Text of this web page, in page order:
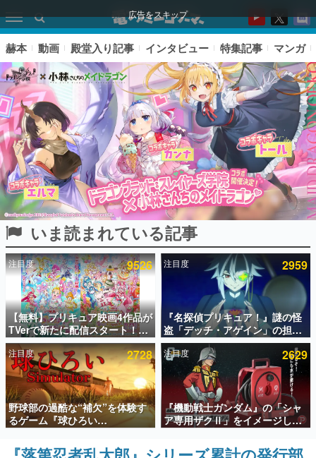
広告をスキップ
ピックアップ
電ファミのいま読まれている記事ランキング
アプリセール情報
インタビュー
連載・特集一覧
殿堂入り記事
SNS拡散数が数千以上！ ページビュー数万以上！ などな
ど。多くの人々に読まれた、電ファミ渾身の“殿堂入り”記
事をまとめました。
ゲームの企画書
赫本 動画 殿堂入り記事 インタビュー 特集記事 マンガ
いま読まれている記事
注目度 9526
【無料】プリキュア映画4作品が
TVerで新たに配信スタート！な
んと2018年～2024年の映画ほぼ
すべてが見放題に、ぶっちゃけ
ありえないラインナップ
注目度 2959
『名探偵プリキュア！』謎の怪
盗「デッチ・アゲイン」の担当
キャストは天﨑滉平さんと判
明。『Re:ゼロから始める異世
界生活』オットー役、『ヒプノ
シスマイク』山田三郎役など
注目度 2728
野球部の過酷な“補欠”を体験す
るゲーム『球ひろい
Simulator』が「1件」のウィッ
シュリストをもとにチェコ語に
注目度 2629
『機動戦士ガンダム』の「シャ
ア専用ザクⅡ」をイメージした
散水ホースリールが予約開始。
本体にはシャアのパーソナルマ